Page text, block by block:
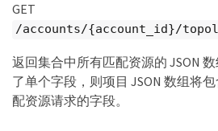
GET
/accounts/{account_id}/
返回集合中所有匹配资源的 JSON
了单个字段，则项目 JSON 数组将
配资源请求的字段。